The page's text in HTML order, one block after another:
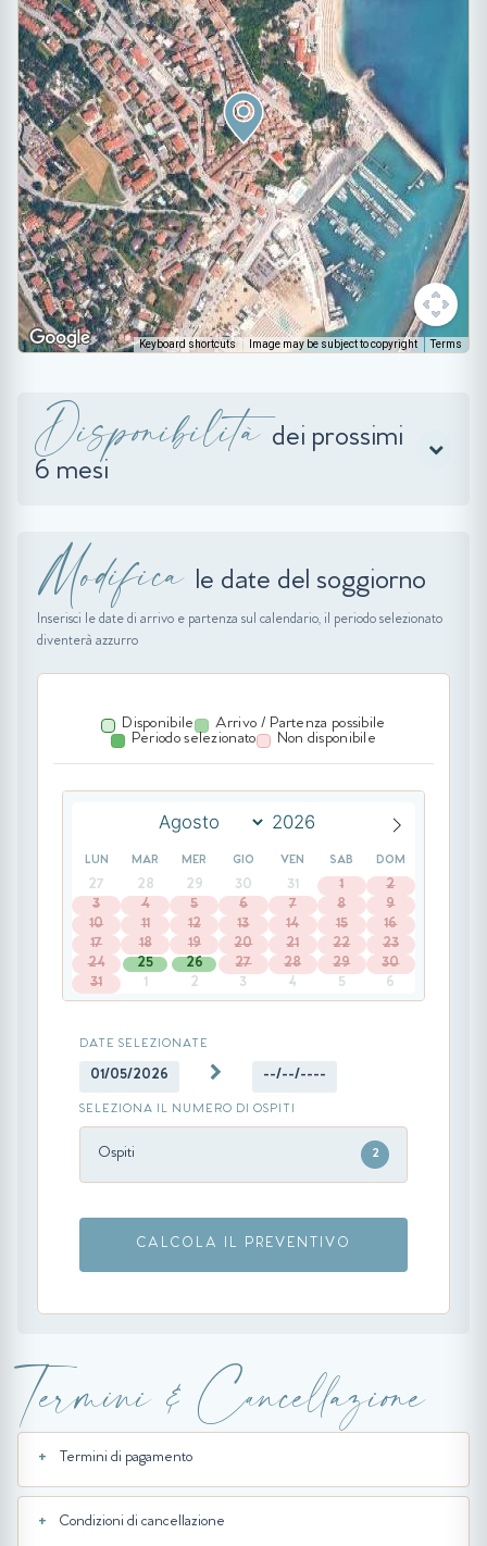
Keyboard shortcuts Image may be subject to copyright Terms
Disponibilità dei prossimi
6 mesi
Modifica le date del soggiorno
Inserisci le date di arrivo e partenza sul calendario, il periodo selezionato
diventerà azzurro
Disponibile
Arrivo / Partenza possibile
Periodo selezionato
Non disponibile
LUN MAR MER GIO VEN SAB DOM
27 28 29 30 31 1
2
3
4 5 6 7 8
9
10
11 12 13 14 15
16
17
18 19 20 21 22
23
24
25 26 27 28 29
30
31
1 2 3 4 5 6
DATE SELEZIONATE
01/05/2026 --/--/----
SELEZIONA IL NUMERO DI OSPITI
Ospiti 2
CALCOLA IL PREVENTIVO
Termini & Cancellazione
Termini di pagamento
Condizioni di cancellazione